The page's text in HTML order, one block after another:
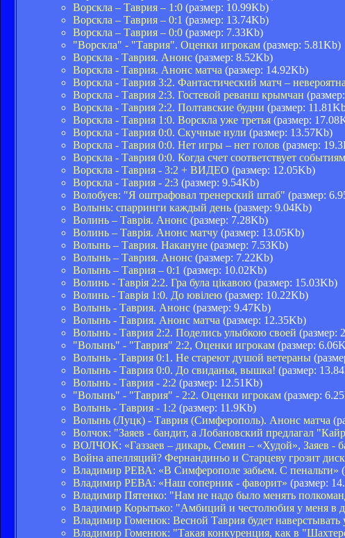
Ворскла – Таврия – 1:0 (размер: 10.99Kb)
Ворскла – Таврия – 0:1 (размер: 13.74Kb)
Ворскла – Таврия – 0:0 (размер: 7.33Kb)
"Ворскла" - "Таврия". Оценки игрокам (размер: 5.81Kb)
Ворскла - Таврия. Анонс (размер: 8.52Kb)
Ворскла - Таврия. Анонс матча (размер: 14.92Kb)
Ворскла - Таврия 3:2. Фантастический матч –
Ворскла - Таврия 2:3. Гостевой реванш крымчан
Ворскла - Таврия 2:2. Полтавские будни (размер:
Ворскла - Таврия 1:0. Ворскла уже третья (размер:
Ворскла - Таврия 0:0. Скучные нули (размер: 13.57Kb)
Ворскла - Таврия 0:0. Нет игры – нет голов (размер:
Ворскла - Таврия 0:0. Когда счет соответствует
Ворскла - Таврия - 3:2 + ВИДЕО (размер: 12.05Kb)
Ворскла - Таврия - 2:3 (размер: 9.54Kb)
Волобуев: "Я оштрафовал тренерский штаб" (размер:
Волынь: спарринги каждый день (размер: 9.04Kb)
Волинь – Таврія. Анонс (размер: 7.28Kb)
Волинь – Таврія. Анонс матчу (размер: 13.05Kb)
Волынь – Таврия. Накануне (размер: 7.53Kb)
Волынь – Таврия. Анонс (размер: 7.22Kb)
Волынь – Таврия – 0:1 (размер: 10.02Kb)
Волинь - Таврія 2:2. Гра була цікавою (размер: 15.03Kb)
Волинь - Таврія 1:0. До ювілею (размер: 10.22Kb)
Волынь - Таврия. Анонс (размер: 9.47Kb)
Волынь - Таврия. Анонс матча (размер: 12.35Kb)
Волынь - Таврия 2:2. Поделись улыбкою своей (размер:
"Волынь" - "Таврия" 2:2, Оценки игрокам (размер:
Волынь - Таврия 0:1. Не стареют душой ветераны
Волынь - Таврия 0:0. До свиданья, вышка! (размер:
Волынь - Таврия - 2:2 (размер: 12.51Kb)
"Волынь" - "Таврия" - 2:2. Оценки игрокам (размер:
Волынь - Таврия - 1:2 (размер: 11.9Kb)
Волынь (Луцк) - Таврия (Симферополь). Анонс матча
Волчок: "Заяев - бандит, а Лобановский предлагал
ВОЛЧОК: «Газзаев – дикарь, Семин – «Худой», Заяев -
Война апелляций? Фернандиньо и Старцеву грозит
Владимир РЕВА: «В Симферополе забьем. С пенальти»
Владимир РЕВА: «Наш соперник - фаворит» (размер:
Владимир Пятенко: "Нам не надо было менять
Владимир Корытько: "Амбиций и честолюбия у меня в
Владимир Гоменюк: Весной Таврия будет
Владимир Гоменюк: "Такая конкуренция, как в